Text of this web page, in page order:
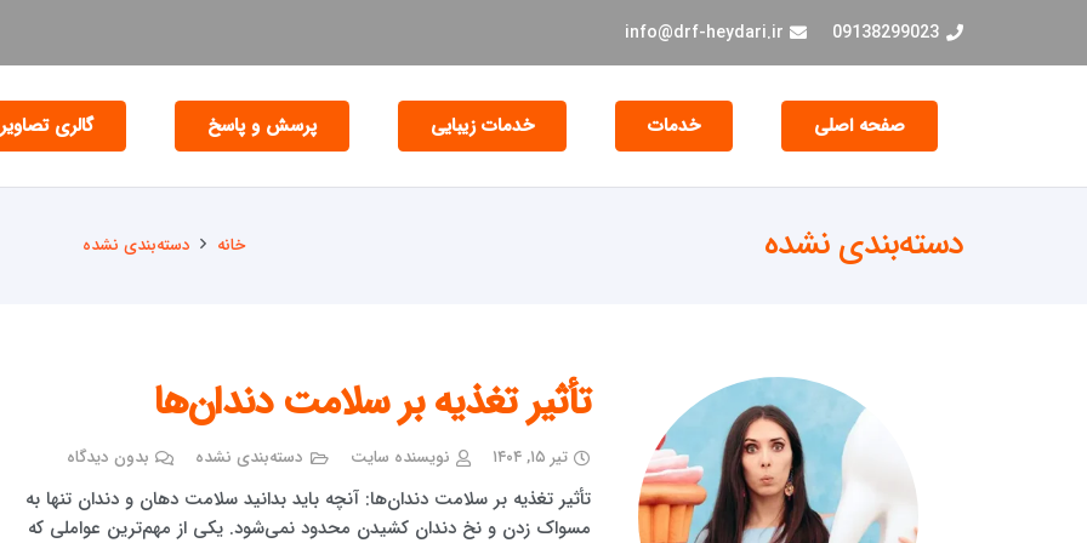
09138299023
info@drf-heydari.ir
صفحه اصلی خدمات خدمات زیبایی پرسش و پاسخ گالری تصاویر
دسته‌بندی نشده خانه دسته‌بندی نشده
تأثیر تغذیه بر سلامت دندان‌ها
تیر ۱۵, ۱۴۰۴ نویسنده سایت دسته‌بندی نشده بدون دیدگاه
تأثیر تغذیه بر سلامت دندان‌ها: آنچه باید بدانید سلامت دهان و دندان تنها به
مسواک زدن و نخ دندان کشیدن محدود نمی‌شود. یکی از مهم‌ترین عواملی که